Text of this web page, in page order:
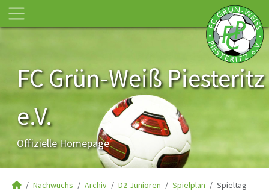
FC Grün-Weiß Piesteritz
e.V.
Offizielle Homepage
Nachwuchs Archiv D2-Junioren Spielplan Spieltag